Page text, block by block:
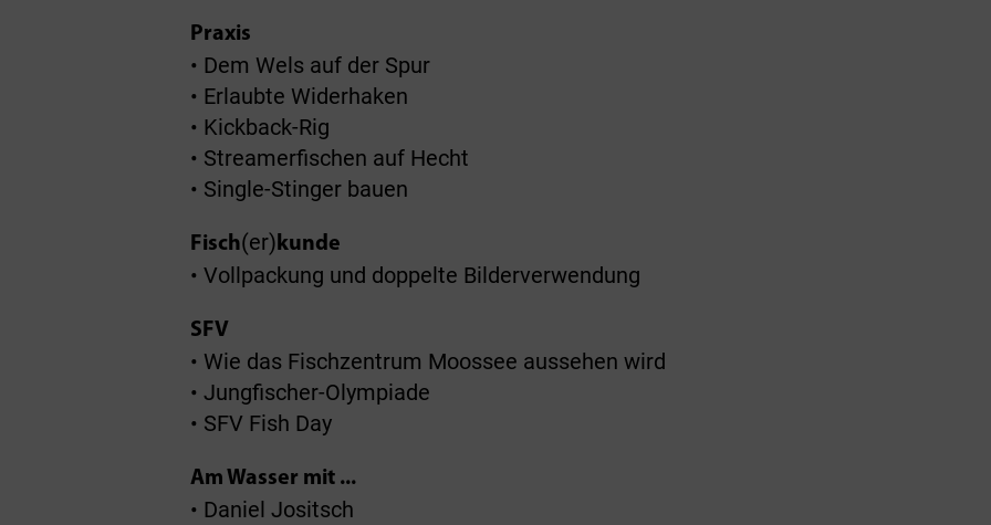
Praxis
• Dem Wels auf der Spur
• Erlaubte Widerhaken
• Kickback-Rig
• Streamerfischen auf Hecht
• Single-Stinger bauen
Fisch(er)kunde
• Vollpackung und doppelte Bilderverwendung
SFV
• Wie das Fischzentrum Moossee aussehen wird
• Jungfischer-Olympiade
• SFV Fish Day
Am Wasser mit ...
• Daniel Jositsch